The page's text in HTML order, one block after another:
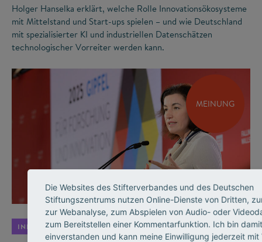
Holger Hanselka erklärt, welche Rolle Innovationsökosysteme
mit Mittelstand und Start-ups spielen – und wie Deutschland
mit spezialisierter KI und industriellen Datenschätzen
technologischer Vorreiter werden kann.
MEINUNG
©
INNOVATIONSSYSTEM
Die Websites des Stifterverbandes und des Deutschen
Stiftungszentrums nutzen Online-Dienste von Dritten,
zur Webanalyse, zum Abspielen von Audio- oder
zum Bereitstellen einer Kommentarfunktion. Ich bin damit
einverstanden und kann meine Einwilligung jederzeit mit